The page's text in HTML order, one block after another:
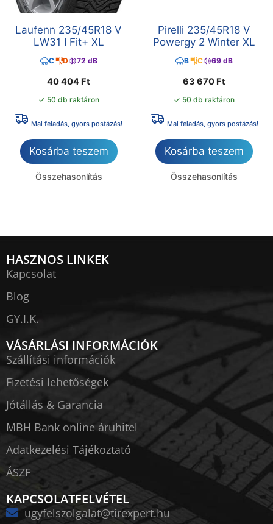
Laufenn 235/45R18 V
LW31 I Fit+ XL
C D 72 dB
40 404 Ft
✓ 50 db raktáron
Mai feladás, gyors postázás!
Kosárba teszem
Összehasonlítás
Pirelli 235/45R18 V
Powergy 2 Winter XL
B C 69 dB
63 670 Ft
✓ 50 db raktáron
Mai feladás, gyors postázás!
Kosárba teszem
Összehasonlítás
HASZNOS LINKEK
Kapcsolat
Blog
GY.I.K.
VÁSÁRLÁSI INFORMÁCIÓK
Szállítási információk
Fizetési lehetőségek
Jótállás & Garancia
MBH Bank online áruhitel
Adatkezelési Tájékoztató
ÁSZF
KAPCSOLATFELVÉTEL
ugyfelszolgalat@tirexpert.hu